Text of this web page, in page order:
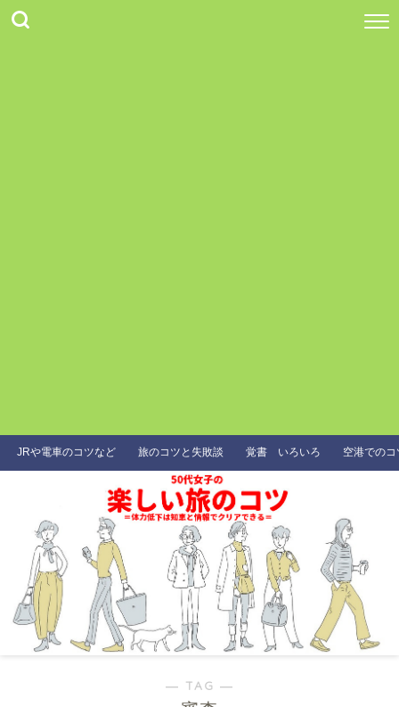
JRや電車のコツなど 旅のコツと失敗談 覚書 いろいろ 空港での
― TAG ―